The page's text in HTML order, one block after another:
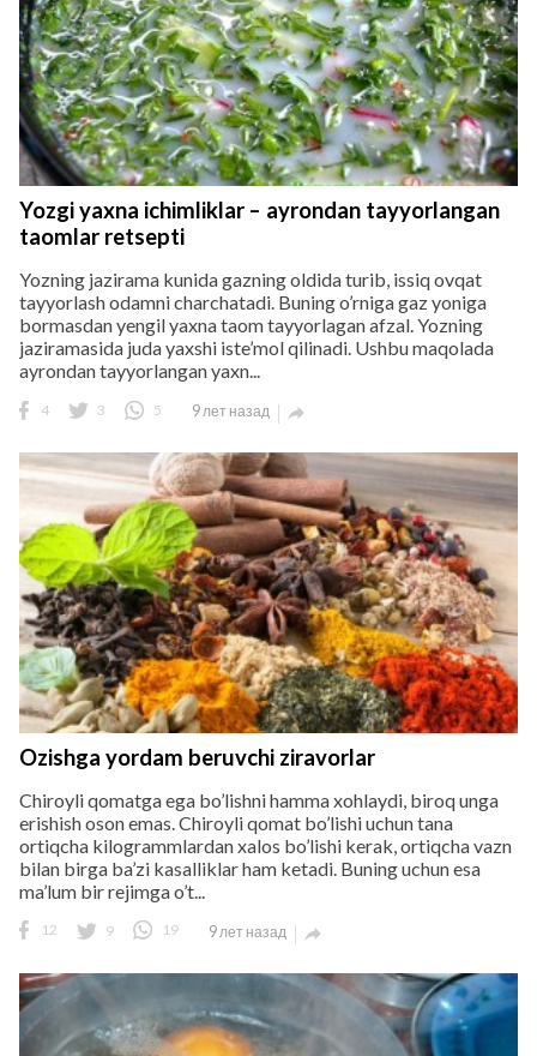
Yozgi yaxna ichimliklar – ayrondan tayyorlangan
taomlar retsepti
Yozning jazirama kunida gazning oldida turib, issiq ovqat
tayyorlash odamni charchatadi. Buning o’rniga gaz yoniga
bormasdan yengil yaxna taom tayyorlagan afzal. Yozning
jaziramasida juda yaxshi iste’mol qilinadi. Ushbu maqolada
ayrondan tayyorlangan yaxn...
4 3 5 9 лет назад 
Ozishga yordam beruvchi ziravorlar
Chiroyli qomatga ega bo’lishni hamma xohlaydi, biroq unga
erishish oson emas. Chiroyli qomat bo’lishi uchun tana
ortiqcha kilogrammlardan xalos bo’lishi kerak, ortiqcha vazn
bilan birga ba’zi kasalliklar ham ketadi. Buning uchun esa
ma’lum bir rejimga o’t...
12 9 19 9 лет назад 